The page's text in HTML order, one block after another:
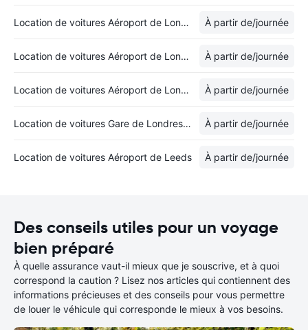
Location de voitures Aéroport de Londres-Luton À partir de/journée
Location de voitures Aéroport de Londres-Gatwick À partir de/journée
Location de voitures Aéroport de Londres-Heathrow À partir de/journée
Location de voitures Gare de Londres-Victoria À partir de/journée
Location de voitures Aéroport de Leeds À partir de/journée
Des conseils utiles pour un voyage
bien préparé
À quelle assurance vaut-il mieux que je souscrive, et à quoi
correspond la caution ? Lisez nos articles qui contiennent des
informations précieuses et des conseils pour vous permettre
de louer le véhicule qui corresponde le mieux à vos besoins.